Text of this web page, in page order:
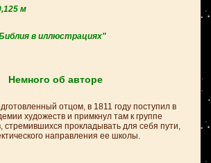
м
в иллюстрациях"
Немного об авторе
отцом, в 1811 году поступил в
художеств и примкнул там к группе
стремившихся прокладывать для себя пути,
направления ее школы.